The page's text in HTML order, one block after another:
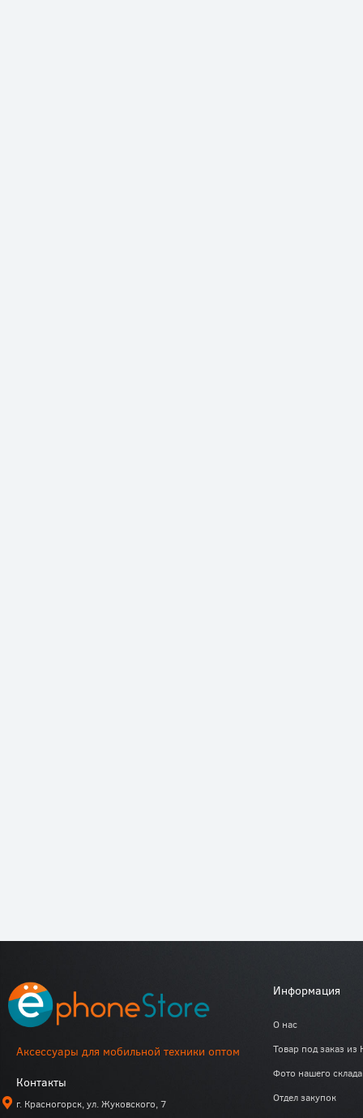
Аксессуары для мобильной техники оптом
Контакты
г. Красногорск, ул. Жуковского, 7
Информация
О нас
Товар под заказ из
Фото нашего склада
Отдел закупок